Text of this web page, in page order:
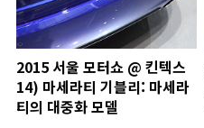
2015 서울 모터쇼 @ 킨텍스
14) 마세라티 기블리: 마세라
티의 대중화 모델